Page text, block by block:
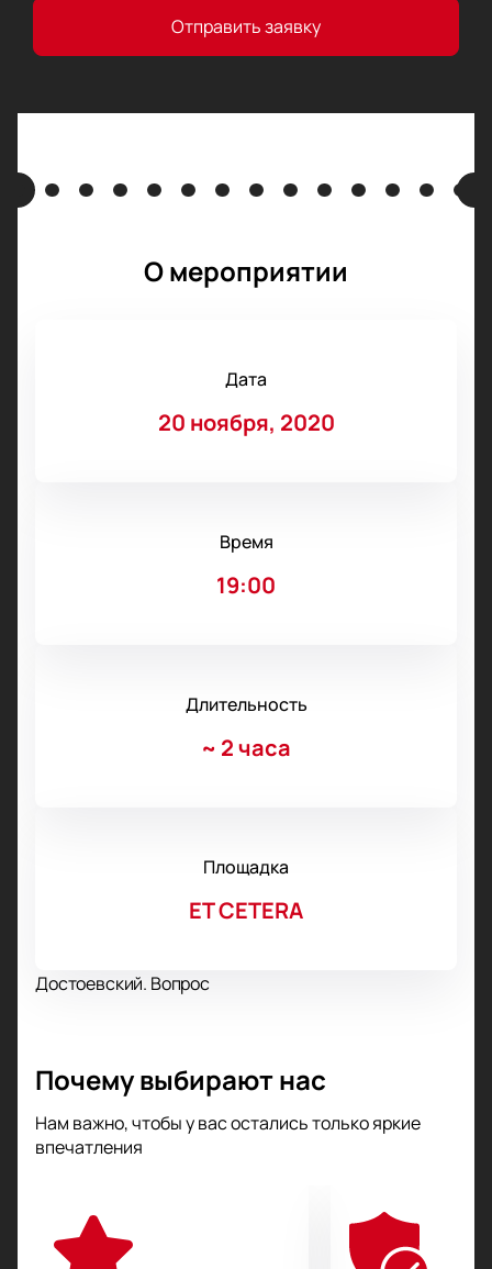
Отправить заявку
О мероприятии
Дата
20 ноября, 2020
Время
19:00
Длительность
~ 2 часа
Площадка
ET CETERA
Достоевский. Вопрос
Почему выбирают нас
Нам важно, чтобы у вас остались только яркие
впечатления